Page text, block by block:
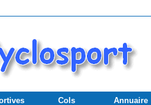
Cols Annuaire